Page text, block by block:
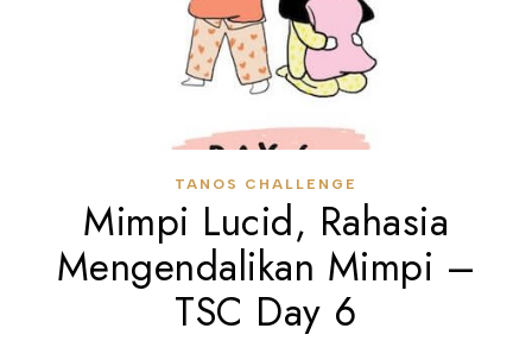
TANOS CHALLENGE
Mimpi Lucid, Rahasia
Mengendalikan Mimpi –
TSC Day 6